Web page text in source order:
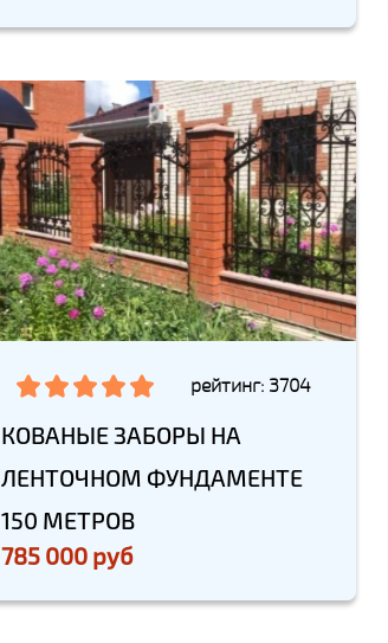
рейтинг: 3704
КОВАНЫЕ ЗАБОРЫ НА
ЛЕНТОЧНОМ ФУНДАМЕНТЕ
150 МЕТРОВ
785 000 руб